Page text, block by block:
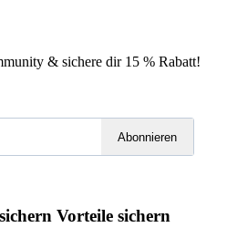
& sichere dir 15 % Rabatt!
Abonnieren
Vorteile sichern